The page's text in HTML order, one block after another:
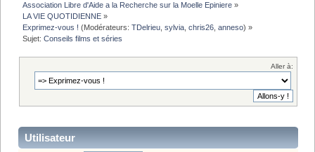
Association Libre d'Aide a la Recherche sur la Moelle Epiniere »
LA VIE QUOTIDIENNE »
Exprimez-vous ! (Modérateurs:TDelrieu ,sylvia ,chris26 ,anneso) »
Sujet:Conseils films et séries
Aller à:
Utilisateur